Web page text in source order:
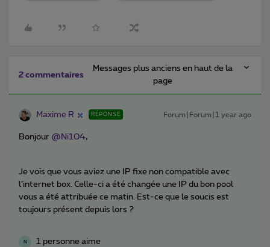
2 commentaires
Messages plus anciens en haut de la
page
Maxime R RÉPONSE Forum|Forum|1 year ago
Bonjour ​ @Ni104,
Je vois que vous aviez une IP fixe non compatible avec
l’internet box. Celle-ci a été changée une IP du bon pool
vous a été attribuée ce matin. Est-ce que le soucis est
toujours présent depuis lors ?
N 1 personne aime